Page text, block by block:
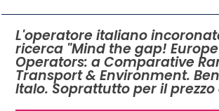
L'operatore italiano
ricerca "Mind the gap!
Operators: a Comparative
Transport & Environment.
Italo. Soprattutto per il